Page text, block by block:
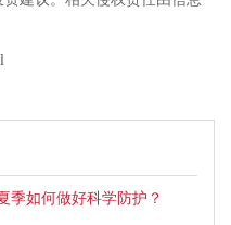
季如何做好科学防护？